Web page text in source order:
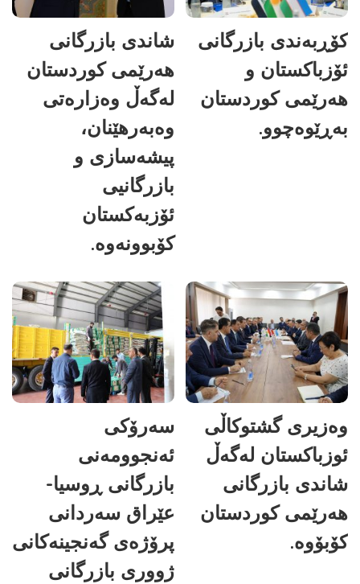
کۆڕبەندی بازرگانی
ئۆزباکستان و
هەرێمی کوردستان
بەڕێوەچوو.
شاندی بازرگانی
هەرێمی کوردستان
لەگەڵ وەزارەتی
وەبەرهێنان،
پیشەسازی و
بازرگانیی
ئۆزبەکستان
کۆبوونەوە.
وەزیری گشتوکاڵی
ئوزباکستان لەگەڵ
شاندی بازرگانی
هەرێمی کوردستان
کۆبۆوە.
سەرۆکی
ئەنجوومەنی
بازرگانی ڕوسیا-
عێراق سەردانی
پرۆژەی گەنجینەکانی
ژووری بازرگانی